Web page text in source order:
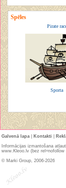
Spēles
Pirate
Sporta
Galvenā lapa Kontakti
Informācijas izmantošana
www.Kleoo.lv (bez
© Marki Group, 2006-2026